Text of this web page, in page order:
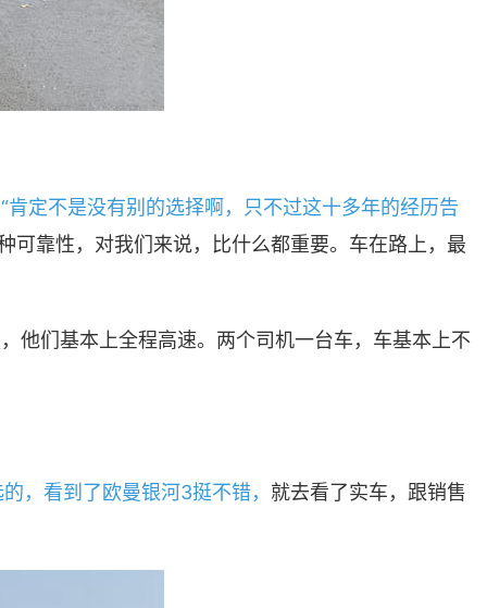
“肯定不是没有别的选择啊，只不过这十多年的经历告
可靠性，对我们来说，比什么都重要。车在路上，最
他们基本上全程高速。两个司机一台车，车基本上不
，看到了欧曼银河3挺不错， 就去看了实车，跟销售